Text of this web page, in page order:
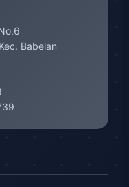
Babelan